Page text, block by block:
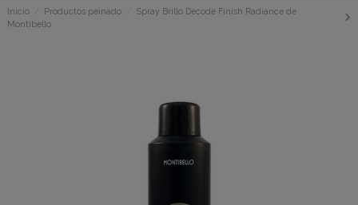
Inicio Productos peinado
Spray Brillo Decode Finish Radiance de
Montibello